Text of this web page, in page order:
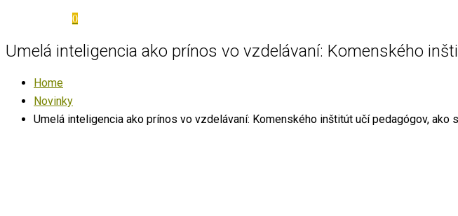
0
Umelá inteligencia ako prínos vo vzdelávaní: Komenského
Home
Novinky
Umelá inteligencia ako prínos vo vzdelávaní: Komenského inštitút učí pedagógov, ako